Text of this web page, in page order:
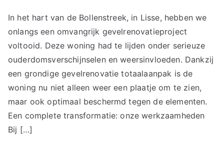
In het hart van de Bollenstreek, in Lisse, hebben we
onlangs een omvangrijk gevelrenovatieproject
voltooid. Deze woning had te lijden onder serieuze
ouderdomsverschijnselen en weersinvloeden. Dankzij
een grondige gevelrenovatie totaalaanpak is de
woning nu niet alleen weer een plaatje om te zien,
maar ook optimaal beschermd tegen de elementen.
Een complete transformatie: onze werkzaamheden
Bij […]